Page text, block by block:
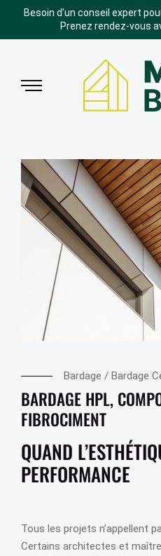
Besoin d’un conseil expert
Prenez rendez-vous
Bardage / Bardage
BARDAGE HPL,
FIBROCIMENT
QUAND
PERFORMANCE
Tous les projets n’appellent
Certains architectes et